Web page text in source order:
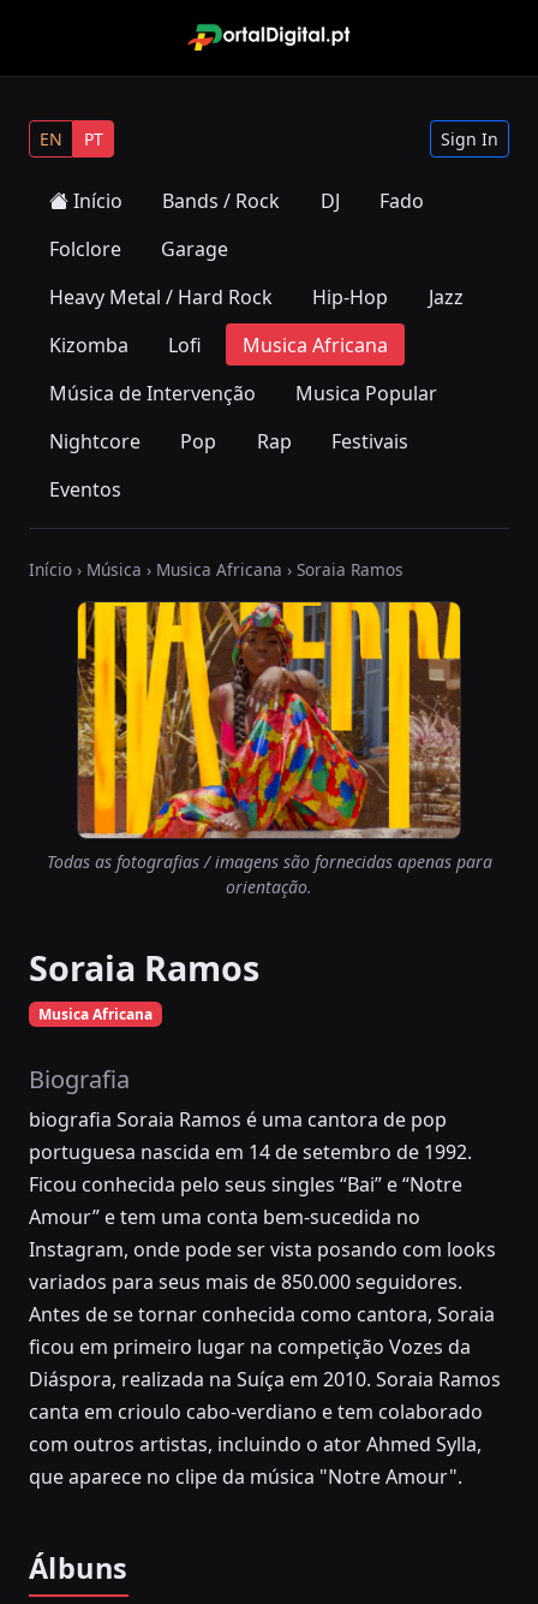
EN PT Sign In
Início Bands / Rock DJ
Fado
Folclore
Garage
Heavy Metal / Hard Rock
Hip-Hop
Jazz
Kizomba
Lofi
Musica Africana
Música de Intervenção
Musica Popular
Nightcore
Pop Rap
Festivais
Eventos
Início › Música › Musica Africana › Soraia Ramos
Todas as fotografias / imagens são fornecidas apenas para
orientação.
Soraia Ramos
Musica Africana
Biografia
biografia Soraia Ramos é uma cantora de pop
portuguesa nascida em 14 de setembro de 1992.
Ficou conhecida pelo seus singles “Bai” e “Notre
Amour” e tem uma conta bem-sucedida no
Instagram, onde pode ser vista posando com looks
variados para seus mais de 850.000 seguidores.
Antes de se tornar conhecida como cantora, Soraia
ficou em primeiro lugar na competição Vozes da
Diáspora, realizada na Suíça em 2010. Soraia Ramos
canta em crioulo cabo-verdiano e tem colaborado
com outros artistas, incluindo o ator Ahmed Sylla,
que aparece no clipe da música "Notre Amour".
Álbuns